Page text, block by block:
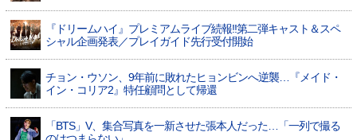
『ドリームハイ』プレミアムライブ続報!!第二弾キャスト＆スペ
シャル企画発表／プレイガイド先行受付開始
チョン・ウソン、9年前に敗れたヒョンビンへ逆襲…『メイド・
イン・コリア2』特任顧問として帰還
「BTS」V、集合写真を一新させた張本人だった…「一列で撮る